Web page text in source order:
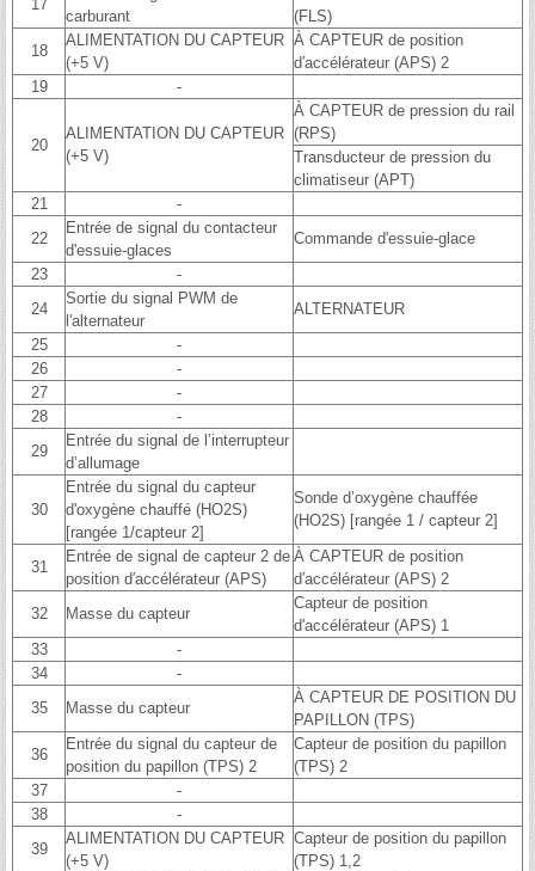
17
carburant
(FLS)
18
ALIMENTATION DU CAPTEUR
(+5 V)
À CAPTEUR de position
d′accélérateur (APS) 2
19
-
20
ALIMENTATION DU CAPTEUR
(+5 V)
À CAPTEUR de pression du rail
(RPS)
Transducteur de pression du
climatiseur (APT)
21
-
22
Entrée de signal du contacteur
d'essuie-glaces
Commande d'essuie-glace
23
-
24
Sortie du signal PWM de
l'alternateur
ALTERNATEUR
25
-
26
-
27
-
28
-
29
Entrée du signal de l’interrupteur
d’allumage
30
Entrée du signal du capteur
d'oxygène chauffé (HO2S)
[rangée 1/capteur 2]
Sonde d’oxygène chauffée
(HO2S) [rangée 1 / capteur 2]
31
Entrée de signal de capteur 2 de
position d′accélérateur (APS)
À CAPTEUR de position
d′accélérateur (APS) 2
32
Masse du capteur
Capteur de position
d'accélérateur (APS) 1
33
-
34
-
35
Masse du capteur
À CAPTEUR DE POSITION DU
PAPILLON (TPS)
36
Entrée du signal du capteur de
position du papillon (TPS) 2
Capteur de position du papillon
(TPS) 2
37
-
38
-
39
ALIMENTATION DU CAPTEUR
(+5 V)
Capteur de position du papillon
(TPS) 1,2